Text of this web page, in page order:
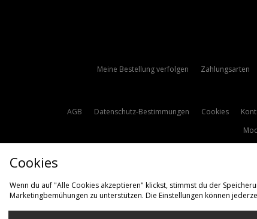
Meine Bestellung verfolgen Zahlungsarten
AGB Datenschutz-Bestimmungen Cookies
Cookies
Wenn du auf "Alle Cookies akzeptieren" klickst, stimmst du der
Marketingbemühungen zu unterstützen. Die Einstellungen können